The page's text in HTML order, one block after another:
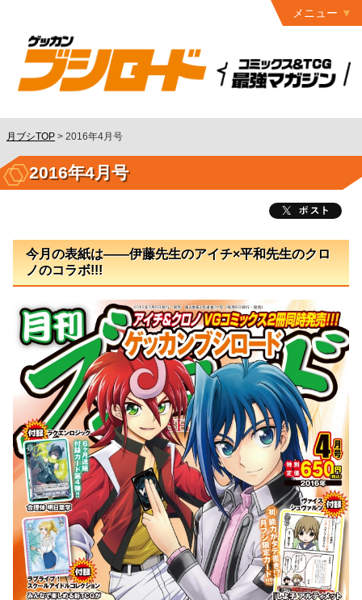
メニュー
最終号
お問い合わせ
コミックグロウル
月ブシTOP > 2016年4月号
2016年4月号
今月の表紙は――伊藤先生のアイチ×平和先生のクロ
ノのコラボ!!!